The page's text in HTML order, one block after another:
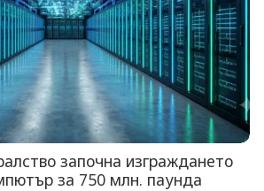
започна изграждането
за 750 млн. паунда